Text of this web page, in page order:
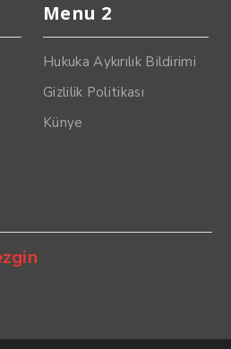
Menu 2
Hukuka Aykırılık Bildirimi
Gizlilik Politikası
Künye